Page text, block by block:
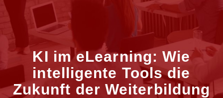
KI im eLearning: Wie
intelligente Tools die
Zukunft der Weiterbildung